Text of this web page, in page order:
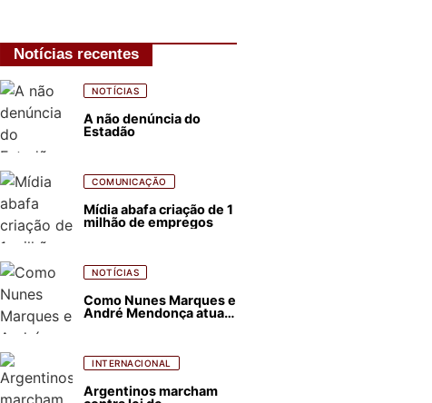
Notícias recentes
NOTÍCIAS
A não denúncia do
Estadão
COMUNICAÇÃO
Mídia abafa criação de 1
milhão de empregos
NOTÍCIAS
Como Nunes Marques e
André Mendonça atuam
INTERNACIONAL
Argentinos marcham